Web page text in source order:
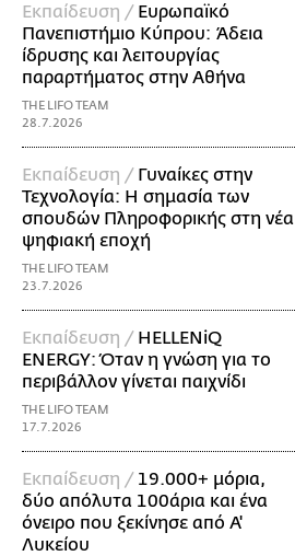
Εκπαίδευση / Ευρωπαϊκό
Πανεπιστήμιο Κύπρου: Άδεια
ίδρυσης και λειτουργίας
παραρτήματος στην Αθήνα
THE LIFO TEAM
28.7.2026
Εκπαίδευση / Γυναίκες στην
Τεχνολογία: Η σημασία των
σπουδών Πληροφορικής στη νέα
ψηφιακή εποχή
THE LIFO TEAM
23.7.2026
Εκπαίδευση / HELLENiQ
ENERGY: Όταν η γνώση για το
περιβάλλον γίνεται παιχνίδι
THE LIFO TEAM
17.7.2026
Εκπαίδευση / 19.000+ μόρια,
δύο απόλυτα 100άρια και ένα
όνειρο που ξεκίνησε από Α'
Λυκείου